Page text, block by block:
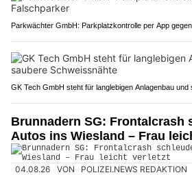
Parkwächter GmbH: Parkplatzkontrolle per App
GK Tech GmbH steht für langlebigen Anlagenbau
Brunnadern SG: Frontalcrash
Autos ins Wiesland – Frau
04.08.26 VON POLIZEI.NEWS REDAKTION